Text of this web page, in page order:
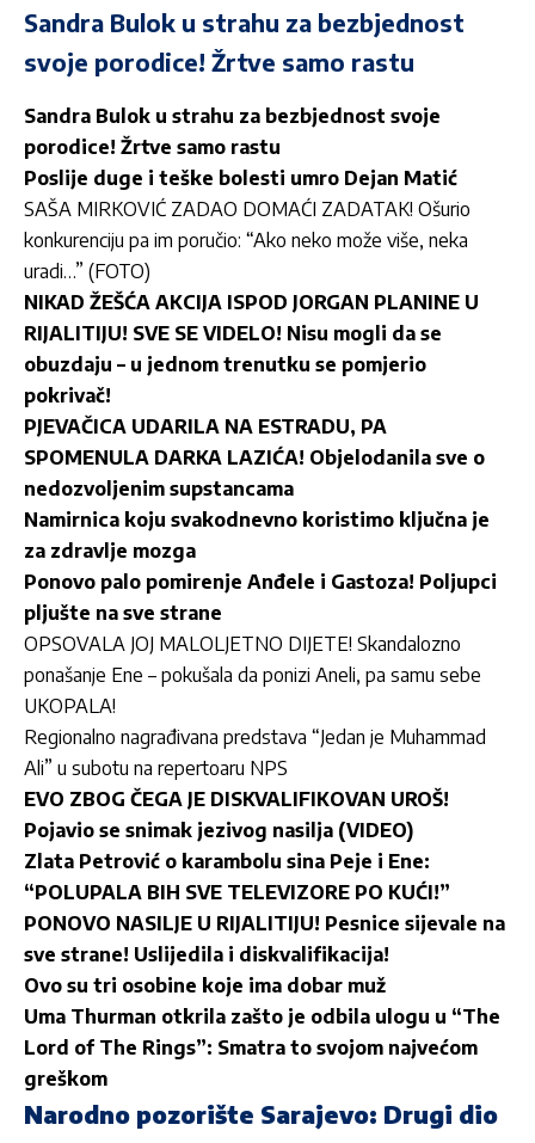
Sandra Bulok u strahu za bezbjednost
svoje porodice! Žrtve samo rastu
Sandra Bulok u strahu za bezbjednost svoje
porodice! Žrtve samo rastu
Poslije duge i teške bolesti umro Dejan Matić
SAŠA MIRKOVIĆ ZADAO DOMAĆI ZADATAK! Ošurio
konkurenciju pa im poručio: “Ako neko može više, neka
uradi…” (FOTO)
NIKAD ŽEŠĆA AKCIJA ISPOD JORGAN PLANINE U
RIJALITIJU! SVE SE VIDELO! Nisu mogli da se
obuzdaju – u jednom trenutku se pomjerio
pokrivač!
PJEVAČICA UDARILA NA ESTRADU, PA
SPOMENULA DARKA LAZIĆA! Objelodanila sve o
nedozvoljenim supstancama
Namirnica koju svakodnevno koristimo ključna je
za zdravlje mozga
Ponovo palo pomirenje Anđele i Gastoza! Poljupci
pljušte na sve strane
OPSOVALA JOJ MALOLJETNO DIJETE! Skandalozno
ponašanje Ene – pokušala da ponizi Aneli, pa samu sebe
UKOPALA!
Regionalno nagrađivana predstava “Jedan je Muhammad
Ali” u subotu na repertoaru NPS
EVO ZBOG ČEGA JE DISKVALIFIKOVAN UROŠ!
Pojavio se snimak jezivog nasilja (VIDEO)
Zlata Petrović o karambolu sina Peje i Ene:
“POLUPALA BIH SVE TELEVIZORE PO KUĆI!”
PONOVO NASILJE U RIJALITIJU! Pesnice sijevale na
sve strane! Uslijedila i diskvalifikacija!
Ovo su tri osobine koje ima dobar muž
Uma Thurman otkrila zašto je odbila ulogu u “The
Lord of The Rings”: Smatra to svojom najvećom
greškom
Narodno pozorište Sarajevo: Drugi dio